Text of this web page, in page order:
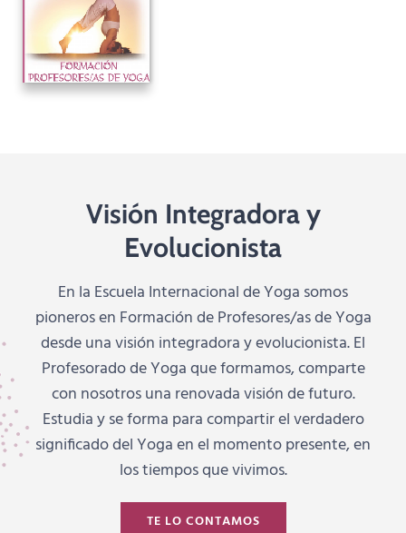
Visión Integradora y
Evolucionista
En la Escuela Internacional de Yoga somos
pioneros en Formación de Profesores/as de Yoga
desde una visión integradora y evolucionista. El
Profesorado de Yoga que formamos, comparte
con nosotros una renovada visión de futuro.
Estudia y se forma para compartir el verdadero
significado del Yoga en el momento presente, en
los tiempos que vivimos.
TE LO CONTAMOS